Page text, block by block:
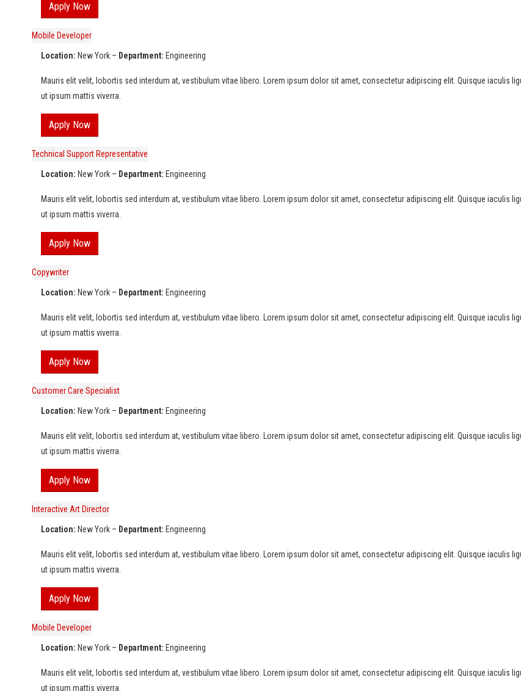
Apply Now
Mobile Developer
Location: New York – Department: Engineering
Mauris elit velit, lobortis sed interdum at, vestibulum vitae libero. Lorem ipsum dolor sit amet, consectetur adipiscing elit. Quisque iaculis
ut ipsum mattis viverra.
Apply Now
Technical Support Representative
Location: New York – Department: Engineering
Mauris elit velit, lobortis sed interdum at, vestibulum vitae libero. Lorem ipsum dolor sit amet, consectetur adipiscing elit. Quisque iaculis
ut ipsum mattis viverra.
Apply Now
Copywriter
Location: New York – Department: Engineering
Mauris elit velit, lobortis sed interdum at, vestibulum vitae libero. Lorem ipsum dolor sit amet, consectetur adipiscing elit. Quisque iaculis
ut ipsum mattis viverra.
Apply Now
Customer Care Specialist
Location: New York – Department: Engineering
Mauris elit velit, lobortis sed interdum at, vestibulum vitae libero. Lorem ipsum dolor sit amet, consectetur adipiscing elit. Quisque iaculis
ut ipsum mattis viverra.
Apply Now
Interactive Art Director
Location: New York – Department: Engineering
Mauris elit velit, lobortis sed interdum at, vestibulum vitae libero. Lorem ipsum dolor sit amet, consectetur adipiscing elit. Quisque iaculis
ut ipsum mattis viverra.
Apply Now
Mobile Developer
Location: New York – Department: Engineering
Mauris elit velit, lobortis sed interdum at, vestibulum vitae libero. Lorem ipsum dolor sit amet, consectetur adipiscing elit. Quisque iaculis
ut ipsum mattis viverra.